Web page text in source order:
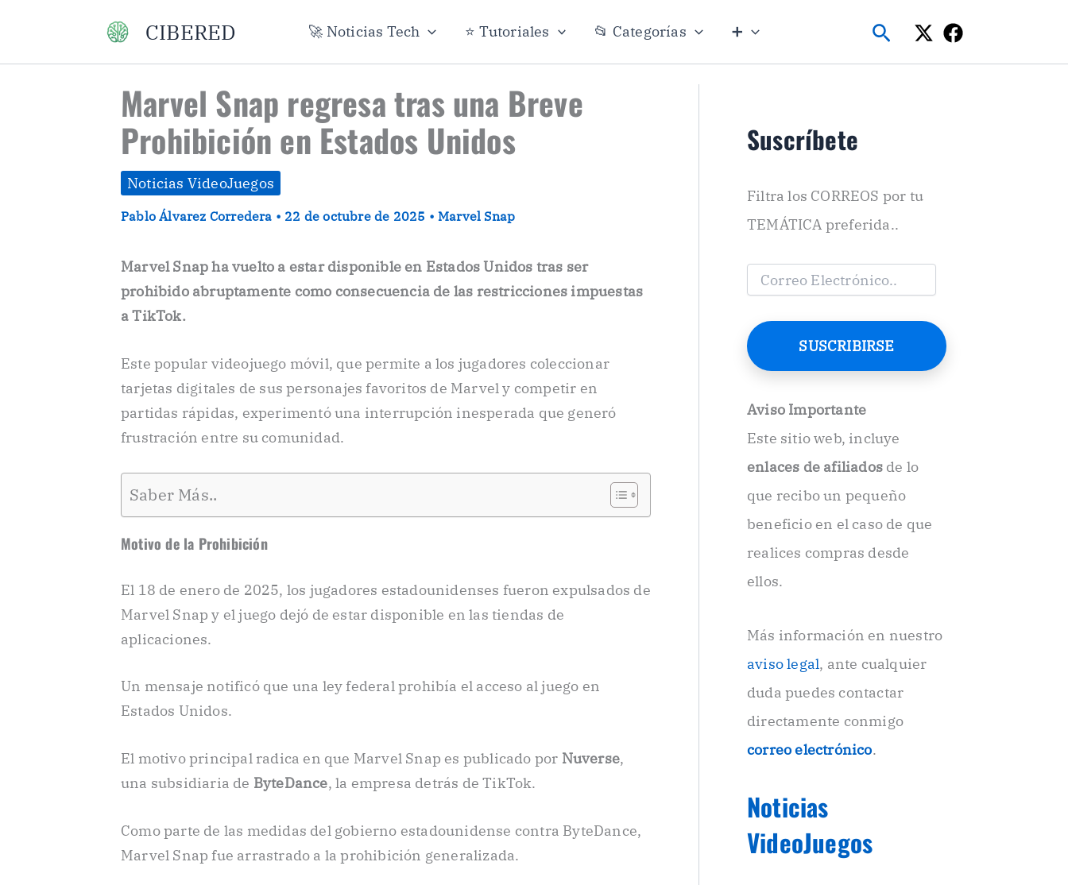
contenido
CIBERED 🚀 Noticias Tech ⭐ Tutoriales 📂 Categorías ➕ Buscar
Marvel Snap regresa tras una Breve
Prohibición en Estados Unidos
Noticias VideoJuegos
Pablo Álvarez Corredera • 22 de octubre de 2025 •Marvel Snap
Marvel Snap ha vuelto a estar disponible en Estados Unidos tras ser
prohibido abruptamente como consecuencia de las restricciones impuestas
a TikTok.
Este popular videojuego móvil, que permite a los jugadores coleccionar
tarjetas digitales de sus personajes favoritos de Marvel y competir en
partidas rápidas, experimentó una interrupción inesperada que generó
frustración entre su comunidad.
Saber Más..
Motivo de la Prohibición
El 18 de enero de 2025, los jugadores estadounidenses fueron expulsados de
Marvel Snap y el juego dejó de estar disponible en las tiendas de
aplicaciones.
Un mensaje notificó que una ley federal prohibía el acceso al juego en
Estados Unidos.
El motivo principal radica en que Marvel Snap es publicado por Nuverse,
una subsidiaria de ByteDance, la empresa detrás de TikTok.
Como parte de las medidas del gobierno estadounidense contra ByteDance,
Marvel Snap fue arrastrado a la prohibición generalizada.
Suscríbete
Filtra los CORREOS por tu
TEMÁTICA preferida..
C
e
o
E
c
t
r
ó
i
o
.
SUSCRIBIRSE
Aviso Importante
Este sitio web, incluye
enlaces de afiliados de lo
que recibo un pequeño
beneficio en el caso de que
realices compras desde
ellos.
Más información en nuestro
aviso legal, ante cualquier
duda puedes contactar
directamente conmigo
correo electrónico.
Noticias
VideoJuegos